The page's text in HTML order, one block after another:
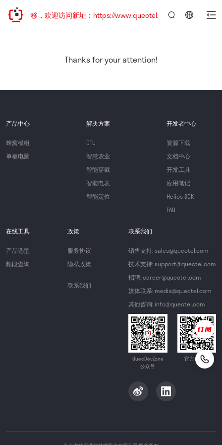
址已迁移，欢迎访问新址：https://www.quectel.com.cn
Thanks for your attention!
产品中心
蜂窝模组
单板电脑
解决方案
DTU
智慧农业
智能穿戴
智能电表
智能定位
开发者中心
资源下载
文档中心
开发工具
应用笔记
Helios SDK
FAQ
在线工具
产品选型
频段查询
政策
服务协议
隐私政策
联系我们
联系我们
销售支持: sales@quectel.com
技术支持: support@quectel.com
招聘: career@quectel.com
媒体联系: media@quectel.com
其他咨询: info@quectel.com
QuecDevZone
公众号
官方公众号